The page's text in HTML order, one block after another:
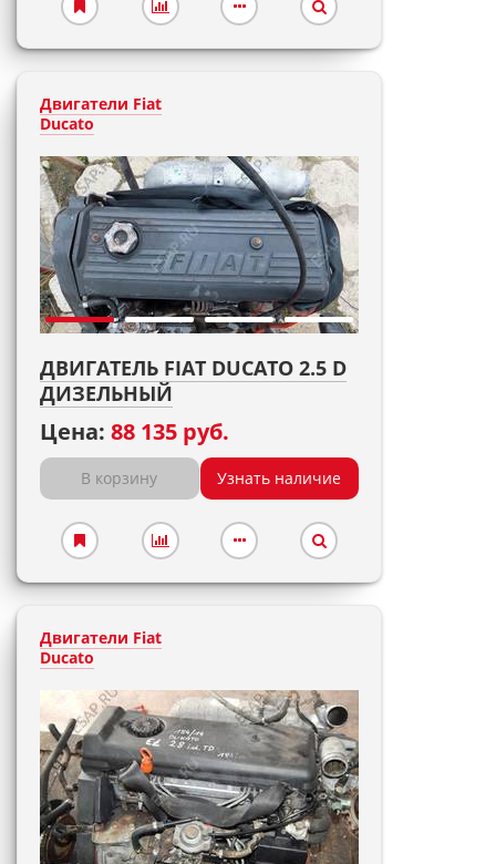
Двигатели Fiat
Ducato
ДВИГАТЕЛЬ FIAT DUCATO 2.5 D
ДИЗЕЛЬНЫЙ
Цена: 88 135 руб.
В корзину Узнать наличие
Двигатели Fiat
Ducato